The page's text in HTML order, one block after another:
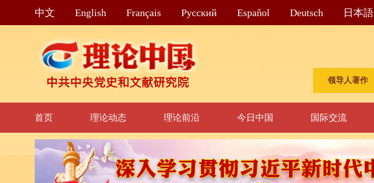
中文 English Français Pусский Español Deutsch 日本語
领导人著作
首页 理论动态 理论前沿 今日中国 国际交流